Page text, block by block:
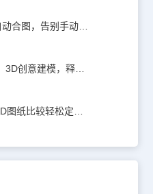
浩辰CAD 2026新功能：自动合图，告别手动拼图！
浩辰青翼二三维设计平台：3D创意建模，释放创意生产力！